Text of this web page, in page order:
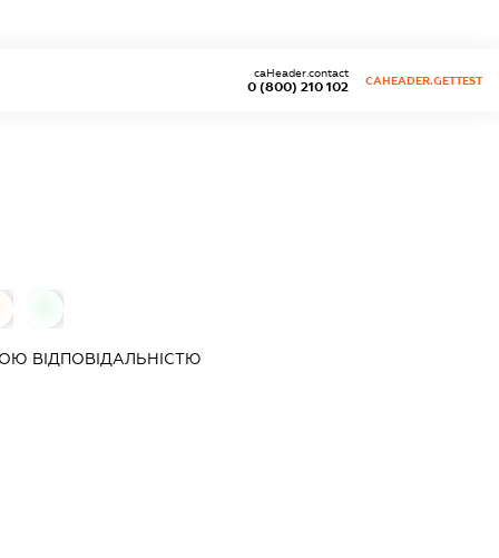
0 (800) 210 102
caHeader.contact
CAHEADER.GETTEST
ВІДПОВІДАЛЬНІСТЮ